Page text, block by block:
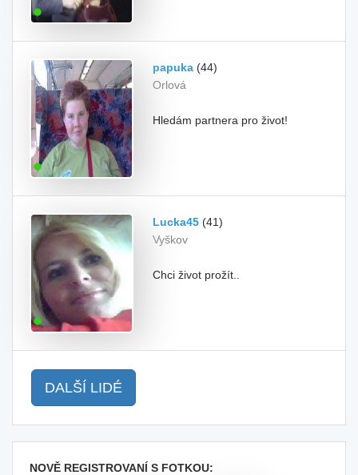
papuka (44)
Orlová
Hledám partnera pro život!
Lucka45 (41)
Vyškov
Chci život prožít..
DALŠÍ LIDÉ
NOVĚ REGISTROVANÍ S FOTKOU: